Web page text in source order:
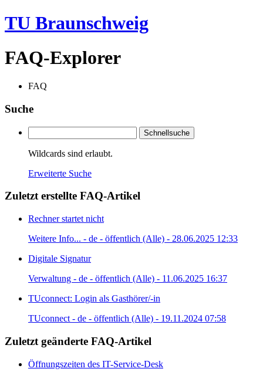
TU Braunschweig
FAQ-Explorer
FAQ
Suche
Schnellsuche
Wildcards sind erlaubt.
Erweiterte Suche
Zuletzt erstellte FAQ-Artikel
Rechner startet nicht
Weitere Info... - de - öffentlich (Alle) - 28.06.2025 12:33
Digitale Signatur
Verwaltung - de - öffentlich (Alle) - 11.06.2025 16:37
TUconnect: Login als Gasthörer/-in
TUconnect - de - öffentlich (Alle) - 19.11.2024 07:58
Zuletzt geänderte FAQ-Artikel
Öffnungszeiten des IT-Service-Desk